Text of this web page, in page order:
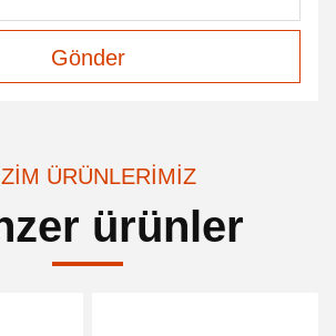
Gönder
ÜRÜNLERIMIZ
ürünler